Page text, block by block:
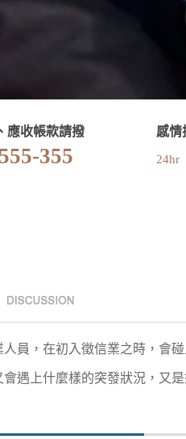
應收帳款請撥
355
感情
24hr
人員，在初入徵信業之時，會
遇上什麼樣的突發狀況，又